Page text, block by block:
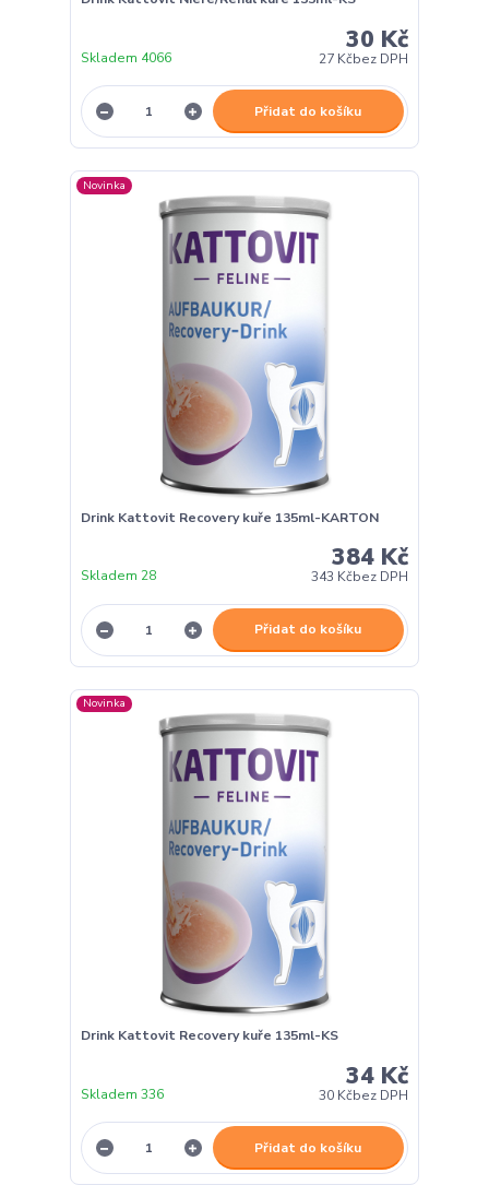
30 Kč
27 Kčbez DPH
Skladem 4066
Přidat do košíku
Novinka
Drink Kattovit Recovery kuře 135ml-KARTON
384 Kč
343 Kčbez DPH
Skladem 28
Přidat do košíku
Novinka
Drink Kattovit Recovery kuře 135ml-KS
34 Kč
30 Kčbez DPH
Skladem 336
Přidat do košíku